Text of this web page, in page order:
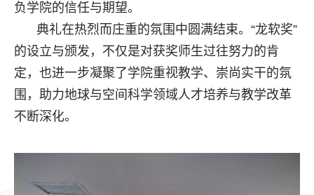
负学院的信任与期望。
典礼在热烈而庄重的氛围中圆满结束。“龙软奖”
的设立与颁发，不仅是对获奖师生过往努力的肯
定，也进一步凝聚了学院重视教学、崇尚实干的氛
围，助力地球与空间科学领域人才培养与教学改革
不断深化。